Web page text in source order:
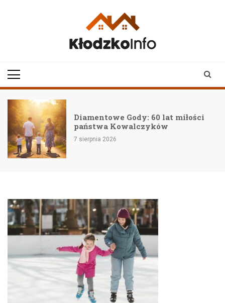
Diamentowe Gody: 60 lat miłości
państwa Kowalczyków
7 sierpnia 2026